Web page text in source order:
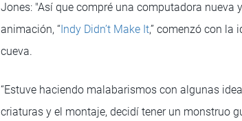
Jones: "Así que compré una computadora nueva
animación, “ Indy Didn’t Make It,” comenzó con la
cueva.
“Estuve haciendo malabarismos con algunas
criaturas y el montaje, decidí tener un monstruo